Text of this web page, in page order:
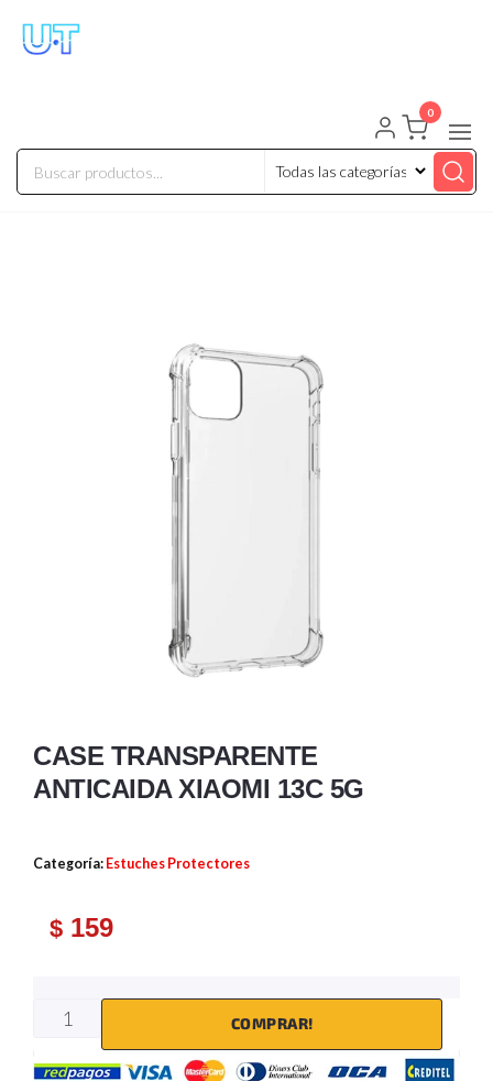
0
CASE TRANSPARENTE
ANTICAIDA XIAOMI 13C 5G
Categoría: Estuches Protectores
$ 159
COMPRAR!